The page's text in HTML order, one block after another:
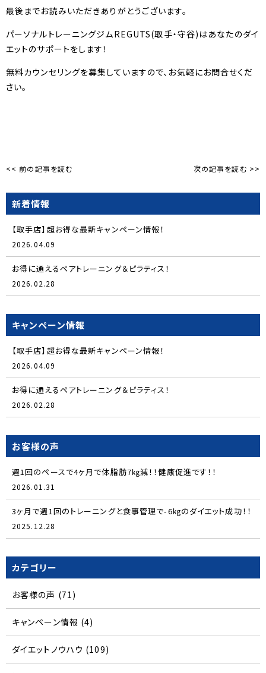
最後までお読みいただきありがとうございます。
パーソナルトレーニングジムREGUTS(取手・守谷)はあなたのダイ
エットのサポートをします！
無料カウンセリングを募集していますので、お気軽にお問合せくだ
さい。
<< 前の記事を読む 次の記事を読む >>
新着情報
【取手店】超お得な最新キャンペーン情報！
2026.04.09
お得に通えるペアトレーニング＆ピラティス！
2026.02.28
キャンペーン情報
【取手店】超お得な最新キャンペーン情報！
2026.04.09
お得に通えるペアトレーニング＆ピラティス！
2026.02.28
お客様の声
週1回のペースで4ヶ月で体脂肪7㎏減！！健康促進です！！
2026.01.31
3ヶ月で週1回のトレーニングと食事管理で-6㎏のダイエット成功！！
2025.12.28
カテゴリー
お客様の声 (71)
キャンペーン情報 (4)
ダイエットノウハウ (109)